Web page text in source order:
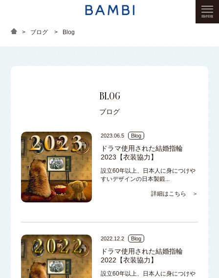
> ブログ > Blog
BLOG
ブログ
2023.06.5 Blog
ドラマ使用された結婚指輪
2023【衣装協力】
設立60年以上、日本人に身につけや
すいデザインの日本製鍛...
詳細はこちら ＞
2022.12.2 Blog
ドラマ使用された結婚指輪
2022【衣装協力】
設立60年以上、日本人に身につけや